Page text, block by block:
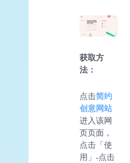
获取方
法：
点击简约
创意网站
进入该网
页页面，
点击「使
用」-点击